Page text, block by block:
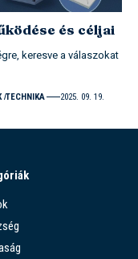
és céljai
keresve a válaszokat
TECHNIKA 2025. 09. 19.